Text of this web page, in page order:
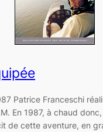
Patrice Franceschi
En 1987, à chaud
de cette aventure, en